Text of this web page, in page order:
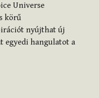
Universe
körű
nyújthat új
egyedi hangulatot a